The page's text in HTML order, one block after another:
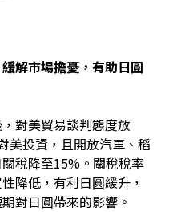
解市場擔憂，有助日圓
對美貿易談判態度放
美投資，且開放汽車、稻
稅降至15%。關稅稅率
降低，有利日圓緩升，
對日圓帶來的影響。